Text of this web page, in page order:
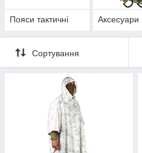
Пояси тактичні Аксесуари
Сортування